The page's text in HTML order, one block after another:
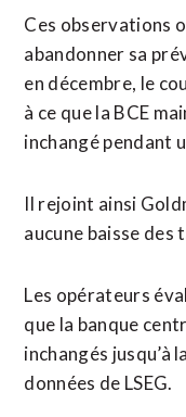
Ces observations
abandonner sa
en décembre, le
à ce que la BCE
inchangé pendant
Il rejoint ainsi
aucune baisse des
Les opérateurs
que la banque
inchangés jusqu’à
données de LSEG.